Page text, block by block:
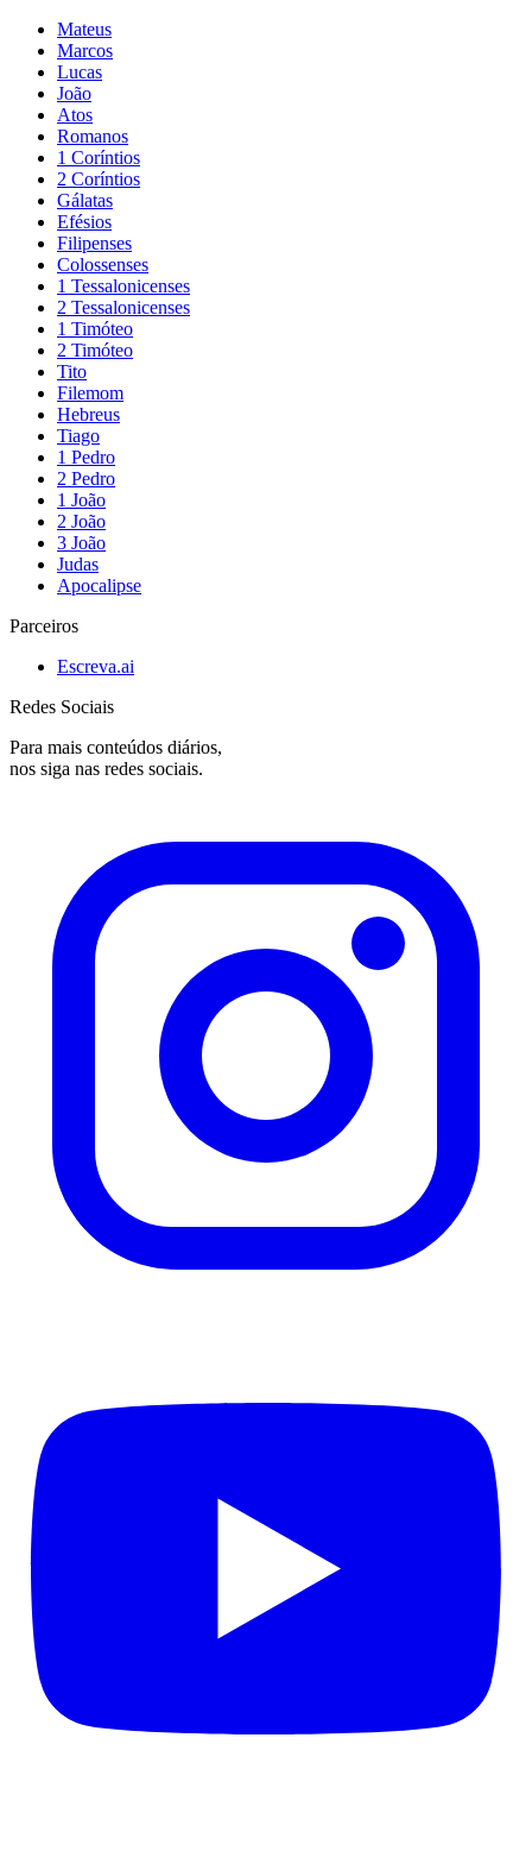
Mateus
Marcos
Lucas
João
Atos
Romanos
1 Coríntios
2 Coríntios
Gálatas
Efésios
Filipenses
Colossenses
1 Tessalonicenses
2 Tessalonicenses
1 Timóteo
2 Timóteo
Tito
Filemom
Hebreus
Tiago
1 Pedro
2 Pedro
1 João
2 João
3 João
Judas
Apocalipse
Parceiros
Escreva.ai
Redes Sociais
Para mais conteúdos diários,
nos siga nas redes sociais.